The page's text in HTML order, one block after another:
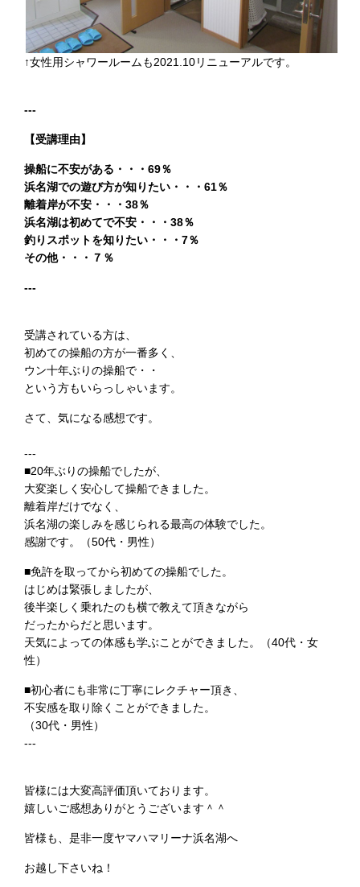
↑女性用シャワールームも2021.10リニューアルです。
---
【受講理由】
操船に不安がある・・・69％
浜名湖での遊び方が知りたい・・・61％
離着岸が不安・・・38％
浜名湖は初めてで不安・・・38％
釣りスポットを知りたい・・・7％
その他・・・７％
---
受講されている方は、
初めての操船の方が一番多く、
ウン十年ぶりの操船で・・
という方もいらっしゃいます。
さて、気になる感想です。
---
■20年ぶりの操船でしたが、
大変楽しく安心して操船できました。
離着岸だけでなく、
浜名湖の楽しみを感じられる最高の体験でした。
感謝です。（50代・男性）
■免許を取ってから初めての操船でした。
はじめは緊張しましたが、
後半楽しく乗れたのも横で教えて頂きながら
だったからだと思います。
天気によっての体感も学ぶことができました。（40代・女
性）
■初心者にも非常に丁寧にレクチャー頂き、
不安感を取り除くことができました。
（30代・男性）
---
皆様には大変高評価頂いております。
嬉しいご感想ありがとうございます＾＾
皆様も、是非一度ヤマハマリーナ浜名湖へ
お越し下さいね！